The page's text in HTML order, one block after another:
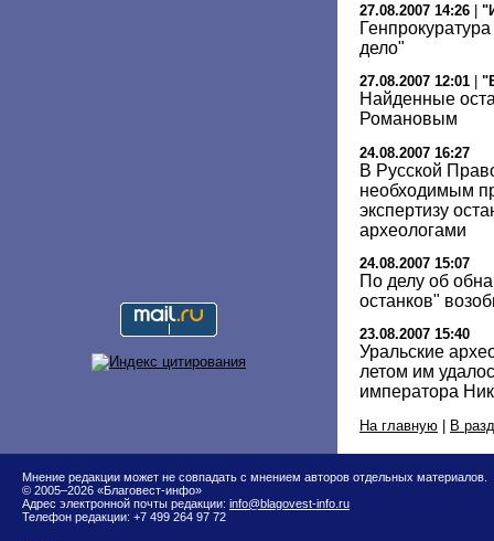
27.08.2007 14:26
дело"
27.08.2007 12:01
Найденные
Романовым
24.08.2007 16:27
В Русской
необходимым
экспертизу
археологами
24.08.2007 15:07
По делу об
останков"
23.08.2007 15:40
Уральские
летом им
императора
На главную | В
Мнение редакции может не совпадать с мнением авторов отдельных материалов.
© 2005–2026 «Благовест-инфо»
Адрес электронной почты редакции: info@blagovest-info.ru
Телефон редакции: +7 499 264 97 72